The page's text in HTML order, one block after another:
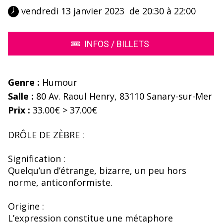
vendredi 13 janvier 2023  de 20:30 à 22:00
INFOS / BILLETS
Genre : Humour
Salle : 80 Av. Raoul Henry, 83110 Sanary-sur-Mer
Prix : 33.00€ > 37.00€
DRÔLE DE ZÈBRE :
Signification :
Quelqu’un d’étrange, bizarre, un peu hors
norme, anticonformiste.
Origine :
L’expression constitue une métaphore